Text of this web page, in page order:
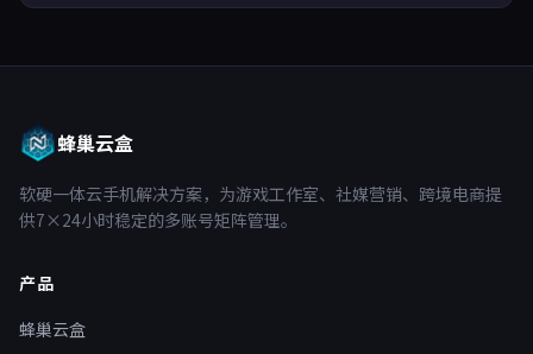
蜂巢云盒
软硬一体云手机解决方案，为游戏工作室、社媒营销、跨境电商提
供7×24小时稳定的多账号矩阵管理。
产品
蜂巢云盒